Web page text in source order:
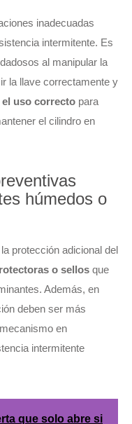
inadecuadas
intermitente. Es
al manipular la
la llave correctamente y
uso correcto para
el cilindro en
húmedos o
protección adicional del
o sellos que
Además, en
deben ser más
en
intermitente
que solo abre si